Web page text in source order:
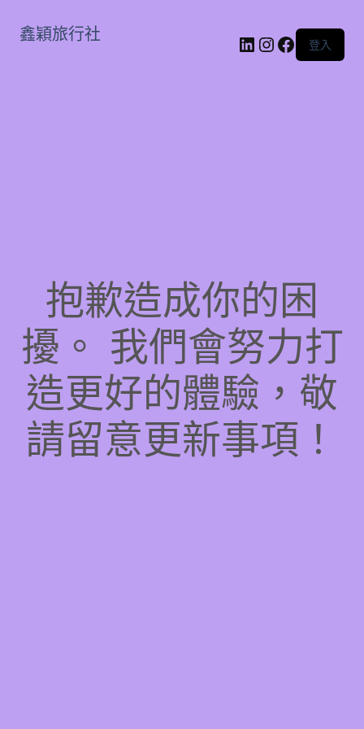
鑫穎旅行社 LinkedIn
Instagram
登入
抱歉造成你的困
擾。 我們會努力打
造更好的體驗，敬
請留意更新事項！